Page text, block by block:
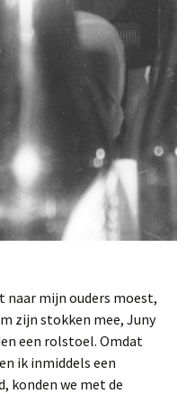
naar mijn ouders moest,
zijn stokken mee, Juny
een rolstoel. Omdat
ik inmiddels een
konden we met de